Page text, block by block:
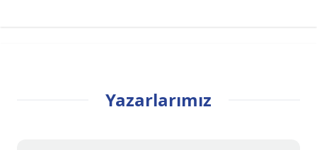
Yazarlarımız